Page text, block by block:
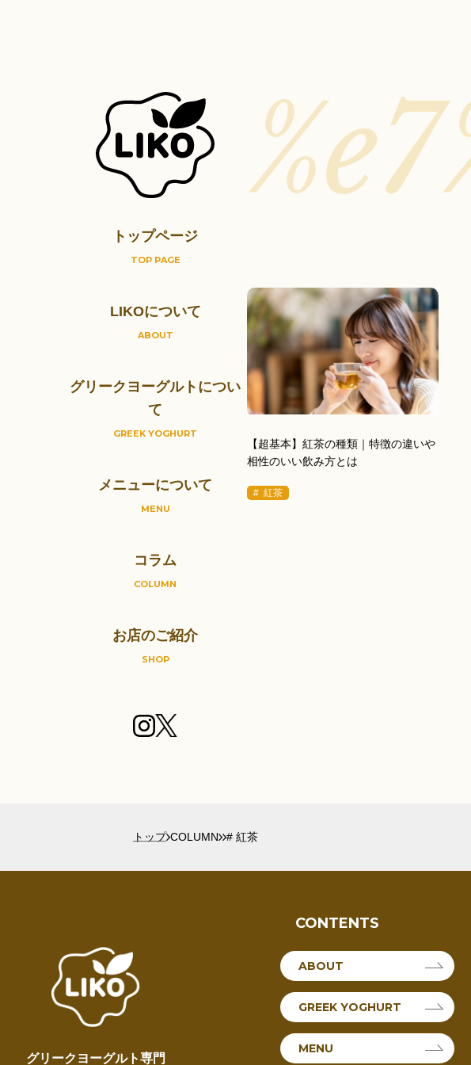
トップページ
TOP PAGE
LIKOについて
ABOUT
グリークヨーグルトについ
て
GREEK YOGHURT
メニューについて
MENU
コラム
COLUMN
お店のご紹介
SHOP
【超基本】紅茶の種類｜特徴の違いや
相性のいい飲み方とは
# 紅茶
トップ COLUMN # 紅茶
グリークヨーグルト専門
CONTENTS
ABOUT
GREEK YOGHURT
MENU